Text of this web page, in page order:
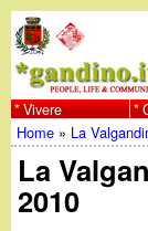
w
w
Vivere
Tu
sei
Home » La
La
2010